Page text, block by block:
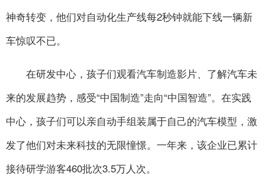
神奇转变，他们对自动化生产线每2秒钟就能下线一辆新
车惊叹不已。
在研发中心，孩子们观看汽车制造影片、了解汽车未
来的发展趋势，感受“中国制造”走向“中国智造”。在实践
中心，孩子们可以亲自动手组装属于自己的汽车模型，激
发了他们对未来科技的无限憧憬。一年来，该企业已累计
接待研学游客460批次3.5万人次。